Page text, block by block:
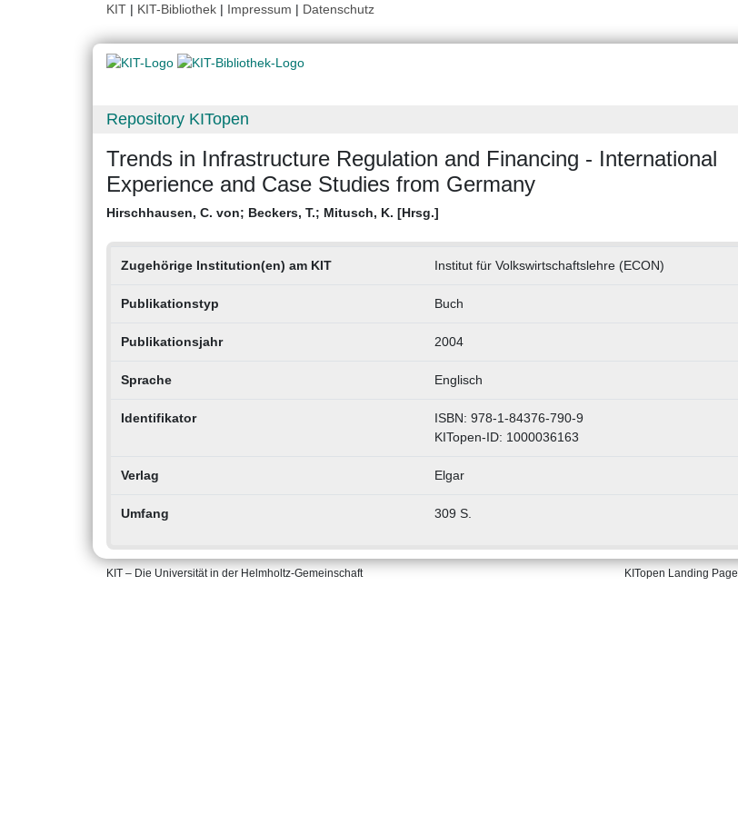
KIT | KIT-Bibliothek | Impressum | Datenschutz
Repository KITopen
Trends in Infrastructure Regulation and Financing - International
Experience and Case Studies from Germany
Hirschhausen, C. von; Beckers, T.; Mitusch, K. [Hrsg.]
Zugehörige Institution(en) am KIT Institut für Volkswirtschaftslehre (ECON)
Publikationstyp Buch
Publikationsjahr 2004
Sprache Englisch
Identifikator
ISBN: 978-1-84376-790-9
KITopen-ID: 1000036163
Verlag Elgar
Umfang 309 S.
KIT – Die Universität in der Helmholtz-Gemeinschaft KITopen Landing Page